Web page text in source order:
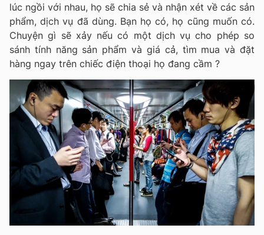
lúc ngồi với nhau, họ sẽ chia sẻ và nhận xét về các sản
phẩm, dịch vụ đã dùng. Bạn họ có, họ cũng muốn có.
Chuyện gì sẽ xảy nếu có một dịch vụ cho phép so
sánh tính năng sản phẩm và giá cả, tìm mua và đặt
hàng ngay trên chiếc điện thoại họ đang cầm ?